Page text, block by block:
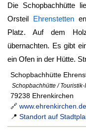
Die Schopbachhütte
Orsteil Ehrenstetten
Platz. Auf dem
übernachten. Es gibt
ein Ofen in der Hütte.
Schopbachhütte
Schopbachhütte /
79238 Ehrenkirchen
🔗
📍 Standort auf